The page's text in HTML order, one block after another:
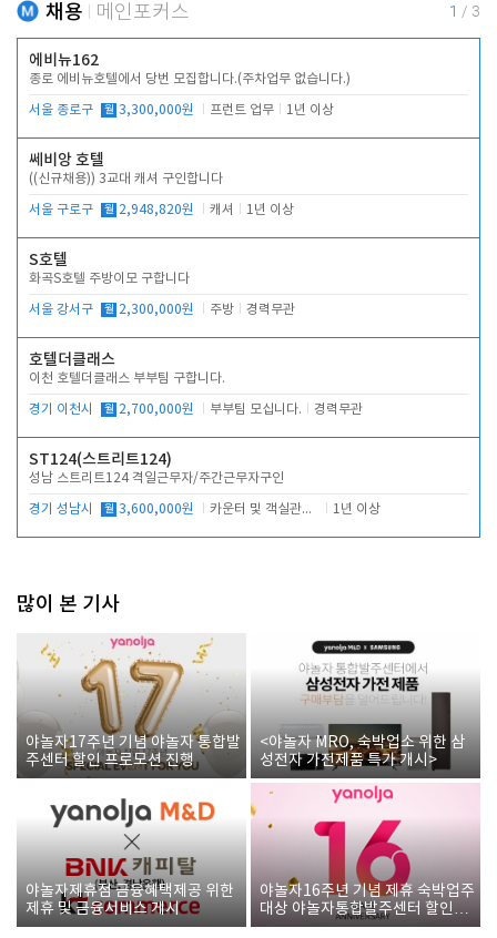
채용 메인포커스 1 / 3
에비뉴162
종로 에비뉴호텔에서 당번 모집합니다.(주차업무 없습니다.)
서울 종로구 월 3,300,000원 프런트 업무 1년 이상
쎄비앙 호텔
((신규채용)) 3교대 캐셔 구인합니다
서울 구로구 월 2,948,820원 캐셔 1년 이상
S호텔
화곡S호텔 주방이모 구합니다
서울 강서구 월 2,300,000원 주방 경력무관
호텔더클래스
이천 호텔더클래스 부부팀 구합니다.
경기 이천시 월 2,700,000원 부부팀 모십니다. 경력무관
ST124(스트리트124)
성남 스트리트124 격일근무자/주간근무자구인
경기 성남시 월 3,600,000원 카운터 및 객실관리 전반 1년 이상
많이 본 기사
야놀자17주년 기념 야놀자 통합발
주센터 할인 프로모션 진행
<야놀자 MRO, 숙박업소 위한 삼
성전자 가전제품 특가 개시>
야놀자제휴점 금융혜택제공 위한
제휴 및 금융서비스 게시
야놀자16주년 기념 제휴 숙박업주
대상 야놀자통합발주센터 할인쿠
폰 증정